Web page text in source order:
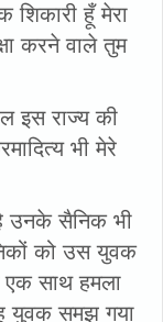
शिकारी हूँ मेरा
करने वाले तुम
इस राज्य की
भी मेरे
उनके सैनिक भी
को उस युवक
साथ हमला
युवक समझ गया